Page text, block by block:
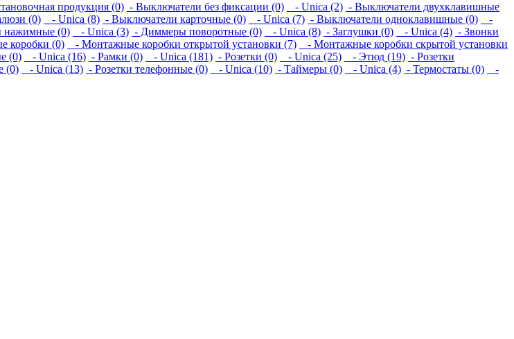
продукция (0) - Выключатели без фиксации (0) - Unica (2) - Выключатели двухклавишные
(0) - Unica (8) - Выключатели карточные (0) - Unica (7) - Выключатели одноклавишные (0)
-
нажимные (0) - Unica (3) - Диммеры поворотные (0) - Unica (8) - Заглушки (0) - Unica (4) - Звонки
коробки (0) - Монтажные коробки открытой установки (7)
- Монтажные коробки скрытой установки
(0) - Unica (16) - Рамки (0) - Unica (181) - Розетки (0) - Unica (25) - Этюд (19) - Розетки
(0) - Unica (13) - Розетки телефонные (0) - Unica (10) - Таймеры (0) - Unica (4) - Термостаты (0)
-